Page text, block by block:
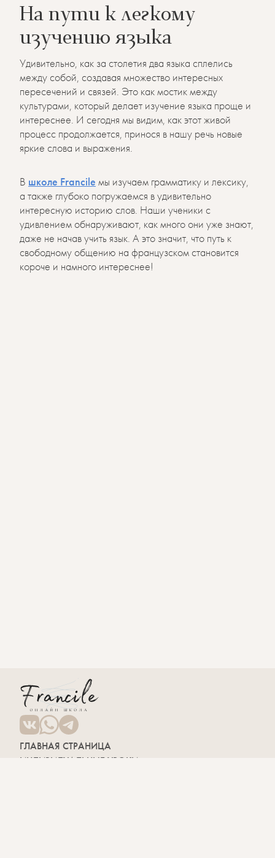
На пути к легкому
изучению языка
Удивительно, как за столетия два языка сплелись
между собой, создавая множество интересных
пересечений и связей. Это как мостик между
культурами, который делает изучение языка проще и
интереснее. И сегодня мы видим, как этот живой
процесс продолжается, принося в нашу речь новые
яркие слова и выражения.
В школе Francile мы изучаем грамматику и лексику,
а также глубоко погружаемся в удивительно
интересную историю слов. Наши ученики с
удивлением обнаруживают, как много они уже знают,
даже не начав учить язык. А это значит, что путь к
свободному общению на французском становится
короче и намного интереснее!
ГЛАВНАЯ СТРАНИЦА
ИНДИВИДУАЛЬНЫЕ УРОКИ